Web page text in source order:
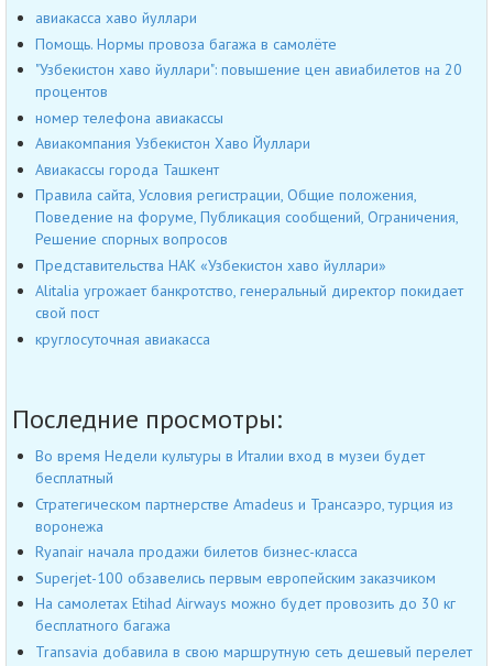
авиакасса хаво йуллари
Помощь. Нормы провоза багажа в самолёте
"Узбекистон хаво йуллари": повышение цен авиабилетов на 20
процентов
номер телефона авиакассы
Авиакомпания Узбекистон Хаво Йуллари
Авиакассы города Ташкент
Правила сайта, Условия регистрации, Общие положения,
Поведение на форуме, Публикация сообщений, Ограничения,
Решение спорных вопросов
Представительства НАК «Узбекистон хаво йуллари»
Alitalia угрожает банкротство, генеральный директор покидает
свой пост
круглосуточная авиакасса
Последние просмотры:
Во время Недели культуры в Италии вход в музеи будет
бесплатный
Стратегическом партнерстве Amadeus и Трансаэро, турция из
воронежа
Ryanair начала продажи билетов бизнес-класса
Superjet-100 обзавелись первым европейским заказчиком
На самолетах Etihad Airways можно будет провозить до 30 кг
бесплатного багажа
Transavia добавила в свою маршрутную сеть дешевый перелет